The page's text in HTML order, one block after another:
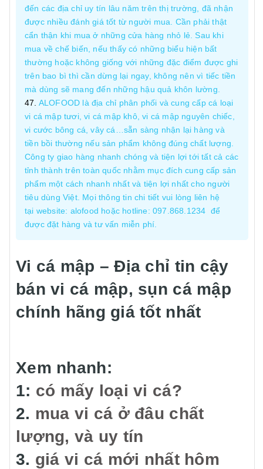
đến các địa chỉ uy tín lâu năm trên thị trường, đã nhận
được nhiều đánh giá tốt từ người mua. Cần phải thật
cẩn thận khi mua ở những cửa hàng nhỏ lẻ. Sau khi
mua về chế biến, nếu thấy có những biểu hiện bất
thường hoặc không giống với những đặc điểm được ghi
trên bao bì thì cần dừng lại ngay, không nên vì tiếc tiền
mà dùng sẽ mang đến những hậu quả khôn lường.
ALOFOOD là địa chỉ phân phối và cung cấp cá loại
vi cá mập tươi, vi cá mập khô, vi cá mập nguyên chiếc,
vi cước bông cá, vây cá…sẵn sàng nhận lại hàng và
tiền bồi thường nếu sản phẩm không đúng chất lượng.
Công ty giao hàng nhanh chóng và tiện lợi tới tất cả các
tỉnh thành trên toàn quốc nhằm mục đích cung cấp sản
phẩm một cách nhanh nhất và tiện lợi nhất cho người
tiêu dùng Việt. Mọi thông tin chi tiết vui lòng liên hệ
tại website: alofood hoặc hotline: 097.868.1234 để
được đặt hàng và tư vấn miễn phí.
Vi cá mập – Địa chỉ tin cậy
bán vi cá mập, sụn cá mập
chính hãng giá tốt nhất
Xem nhanh:
1: có mấy loại vi cá?
2. mua vi cá ở đâu chất
lượng, và uy tín
3. giá vi cá mới nhất hôm